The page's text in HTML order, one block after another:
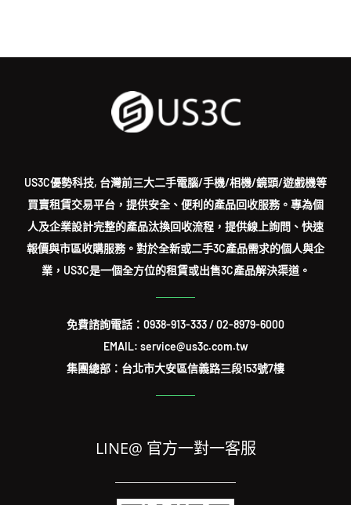
US3C優勢科技, 台灣前三大二手電腦/手機/相機/鏡頭/遊戲機等
買賣租賃交易平台，提供安全、便利的產品回收服務。專為個
人及企業設計完整的產品汰換回收流程，提供線上詢問、快速
報價與市區收購服務。對於全新或二手3C產品需求的個人與企
業，US3C是一個全方位的租賃或出售3C產品解決渠道。
免費諮詢電話： 0938-913-333/02-8979-6000
EMAIL: service@us3c.com.tw
集團總部：台北市大安區信義路三段153號7樓
LINE@ 官方一對一客服